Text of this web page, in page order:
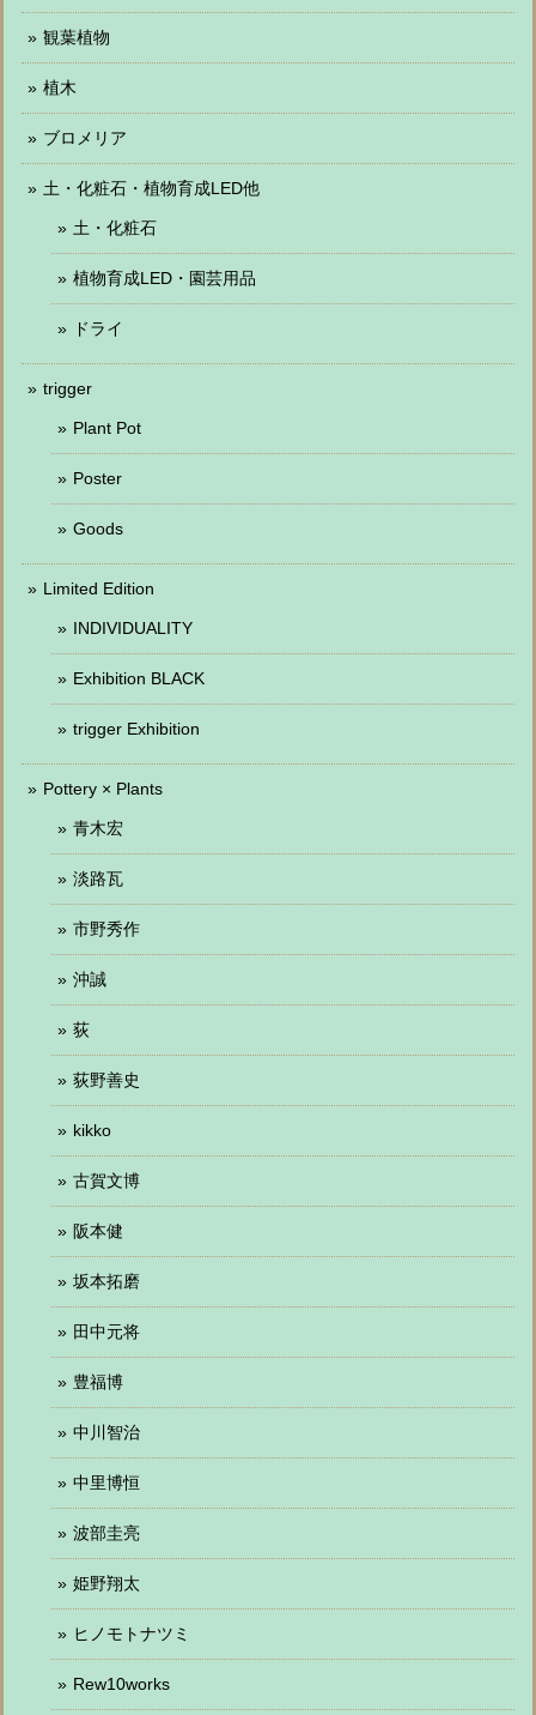
観葉植物
植木
ブロメリア
土・化粧石・植物育成LED他
土・化粧石
植物育成LED・園芸用品
ドライ
trigger
Plant Pot
Poster
Goods
Limited Edition
INDIVIDUALITY
Exhibition BLACK
trigger Exhibition
Pottery × Plants
青木宏
淡路瓦
市野秀作
沖誠
荻
荻野善史
kikko
古賀文博
阪本健
坂本拓磨
田中元将
豊福博
中川智治
中里博恒
波部圭亮
姫野翔太
ヒノモトナツミ
Rew10works